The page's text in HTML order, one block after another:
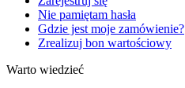
Nie pamiętam hasła
Gdzie jest moje zamówienie?
Zrealizuj bon wartościowy
Warto wiedzieć